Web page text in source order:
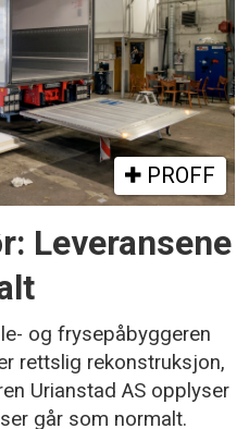
PROFF
Leveransene
og frysepåbyggeren
rettslig rekonstruksjon,
Urianstad AS opplyser
går som normalt.